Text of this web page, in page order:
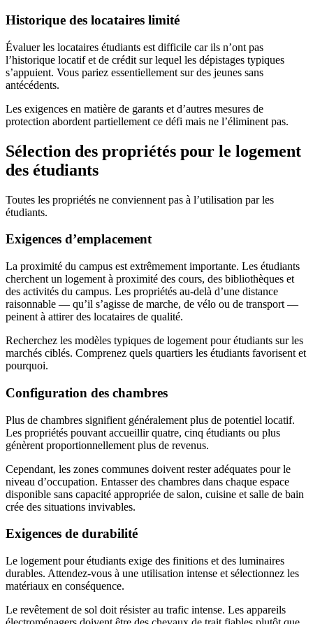
Historique des locataires limité
Évaluer les locataires étudiants est difficile car ils n’ont pas
l’historique locatif et de crédit sur lequel les dépistages typiques
s’appuient. Vous pariez essentiellement sur des jeunes sans
antécédents.
Les exigences en matière de garants et d’autres mesures de
protection abordent partiellement ce défi mais ne l’éliminent pas.
Sélection des propriétés pour le logement
des étudiants
Toutes les propriétés ne conviennent pas à l’utilisation par les
étudiants.
Exigences d’emplacement
La proximité du campus est extrêmement importante. Les étudiants
cherchent un logement à proximité des cours, des bibliothèques et
des activités du campus. Les propriétés au-delà d’une distance
raisonnable — qu’il s’agisse de marche, de vélo ou de transport —
peinent à attirer des locataires de qualité.
Recherchez les modèles typiques de logement pour étudiants sur les
marchés ciblés. Comprenez quels quartiers les étudiants favorisent et
pourquoi.
Configuration des chambres
Plus de chambres signifient généralement plus de potentiel locatif.
Les propriétés pouvant accueillir quatre, cinq étudiants ou plus
génèrent proportionnellement plus de revenus.
Cependant, les zones communes doivent rester adéquates pour le
niveau d’occupation. Entasser des chambres dans chaque espace
disponible sans capacité appropriée de salon, cuisine et salle de bain
crée des situations invivables.
Exigences de durabilité
Le logement pour étudiants exige des finitions et des luminaires
durables. Attendez-vous à une utilisation intense et sélectionnez les
matériaux en conséquence.
Le revêtement de sol doit résister au trafic intense. Les appareils